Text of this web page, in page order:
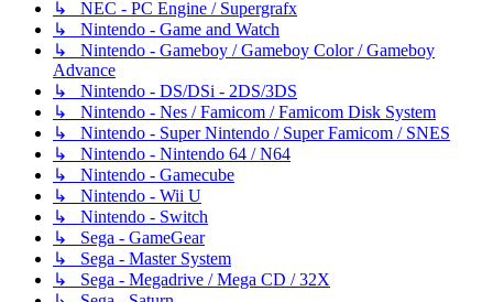
↳ NEC - PC Engine / Supergrafx
↳ Nintendo - Game and Watch
↳ Nintendo - Gameboy / Gameboy Color / Gameboy
Advance
↳ Nintendo - DS/DSi - 2DS/3DS
↳ Nintendo - Nes / Famicom / Famicom Disk System
↳ Nintendo - Super Nintendo / Super Famicom / SNES
↳ Nintendo - Nintendo 64 / N64
↳ Nintendo - Gamecube
↳ Nintendo - Wii U
↳ Nintendo - Switch
↳ Sega - GameGear
↳ Sega - Master System
↳ Sega - Megadrive / Mega CD / 32X